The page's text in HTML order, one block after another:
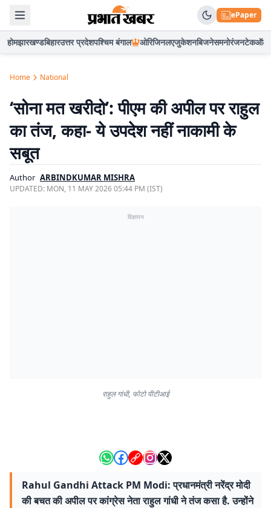
ePaper
होमझारखण्डबिहारउत्तर प्रदेशपश्चिम बंगाल ओरिजिनलएजुकेशनबिजनेसमनोरंजनटेकऑटो
Home National
‘सोना मत खरीदो’: पीएम की अपील पर राहुल
का तंज, कहा- ये उपदेश नहीं नाकामी के
सबूत
Author ARBINDKUMAR MISHRA
UPDATED: MON, 11 MAY 2026 05:44 PM (IST)
विज्ञापन
राहुल गांधी, फोटो पीटीआई
Rahul Gandhi Attack PM Modi: प्रधानमंत्री नरेंद्र मोदी
की बचत की अपील पर कांग्रेस नेता राहुल गांधी ने तंज कसा है. उन्होंने